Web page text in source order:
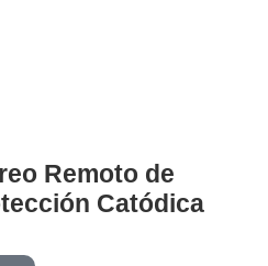
Remoto de
Catódica